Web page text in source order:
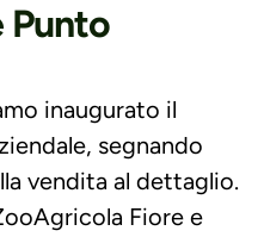
Punto
inaugurato il
segnando
vendita al dettaglio.
Fiore e